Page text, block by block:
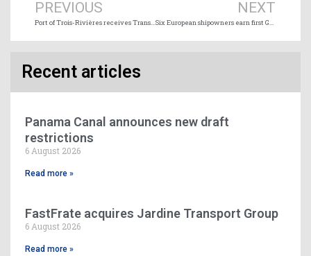
PREVIOUS
Port of Trois-Rivières receives Transport Canada funding for Terminal 21 construction
NEXT
Six European shipowners earn first Green Marine certification
Recent articles
Panama Canal announces new draft
restrictions
6 August 2026
Read more »
FastFrate acquires Jardine Transport Group
6 August 2026
Read more »